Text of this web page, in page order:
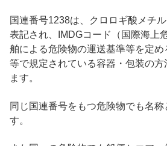
国連番号1238は、クロロギ酸メチ
表記され、IMDGコード（国際海上
舶による危険物の運送基準等を定
等で規定されている容器・包装の
ます。
同じ国連番号をもつ危険物でも名
す。